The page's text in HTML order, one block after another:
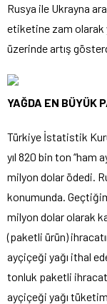
Rusya ile Ukrayna
etiketine zam olarak
üzerinde artış
YAĞDA EN BÜYÜK
Türkiye İstatistik
yıl 820 bin ton “ham
milyon dolar ödedi.
konumunda.
milyon dolar olarak
(paketli ürün)
ayçiçeği yağı ithal
tonluk paketli ihracat
ayçiçeği yağı